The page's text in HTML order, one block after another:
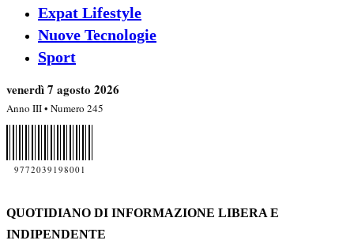
Expat Lifestyle
Nuove Tecnologie
Sport
venerdì 7 agosto 2026
Anno III • Numero 245
9772039198001
QUOTIDIANO DI INFORMAZIONE LIBERA E
INDIPENDENTE